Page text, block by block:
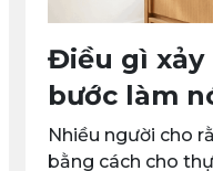
Điều gì xảy
bước làm
Nhiều người cho
bằng cách cho